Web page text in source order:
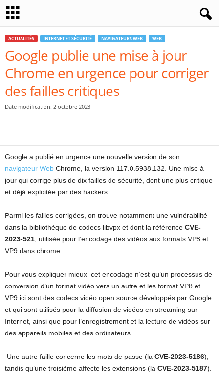
ACTUALITÉS INTERNET ET SÉCURITÉ NAVIGATEURS WEB WEB
Google publie une mise à jour
Chrome en urgence pour corriger
des failles critiques
Date modification: 2 octobre 2023
Google a publié en urgence une nouvelle version de son
navigateur Web Chrome, la version 117.0.5938.132. Une mise à
jour qui corrige plus de dix failles de sécurité, dont une plus critique
et déjà exploitée par des hackers.
Parmi les failles corrigées, on trouve notamment une vulnérabilité
dans la bibliothèque de codecs libvpx et dont la référence CVE-
2023-521 , utilisée pour l’encodage des vidéos aux formats VP8 et
VP9 dans chrome.
Pour vous expliquer mieux, cet encodage n’est qu’un processus de
conversion d’un format vidéo vers un autre et les format VP8 et
VP9 ici sont des codecs vidéo open source développés par Google
et qui sont utilisés pour la diffusion de vidéos en streaming sur
Internet, ainsi que pour l’enregistrement et la lecture de vidéos sur
des appareils mobiles et des ordinateurs.
Une autre faille concerne les mots de passe (la CVE-2023-5186),
tandis qu’une troisième affecte les extensions (la CVE-2023-5187).